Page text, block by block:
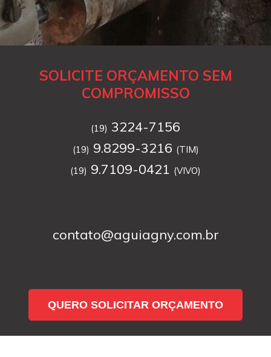
SOLICITE ORÇAMENTO SEM
COMPROMISSO
(19) 3224-7156
(19) 9.8299-3216 (TIM)
(19) 9.7109-0421 (VIVO)
contato@aguiagny.com.br
QUERO SOLICITAR ORÇAMENTO